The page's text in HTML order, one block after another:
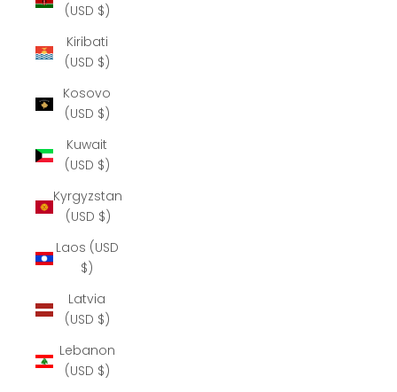
(USD $)
Kiribati
(USD $)
Kosovo
(USD $)
Kuwait
(USD $)
Kyrgyzstan
(USD $)
Laos (USD
$)
Latvia
(USD $)
Lebanon
(USD $)